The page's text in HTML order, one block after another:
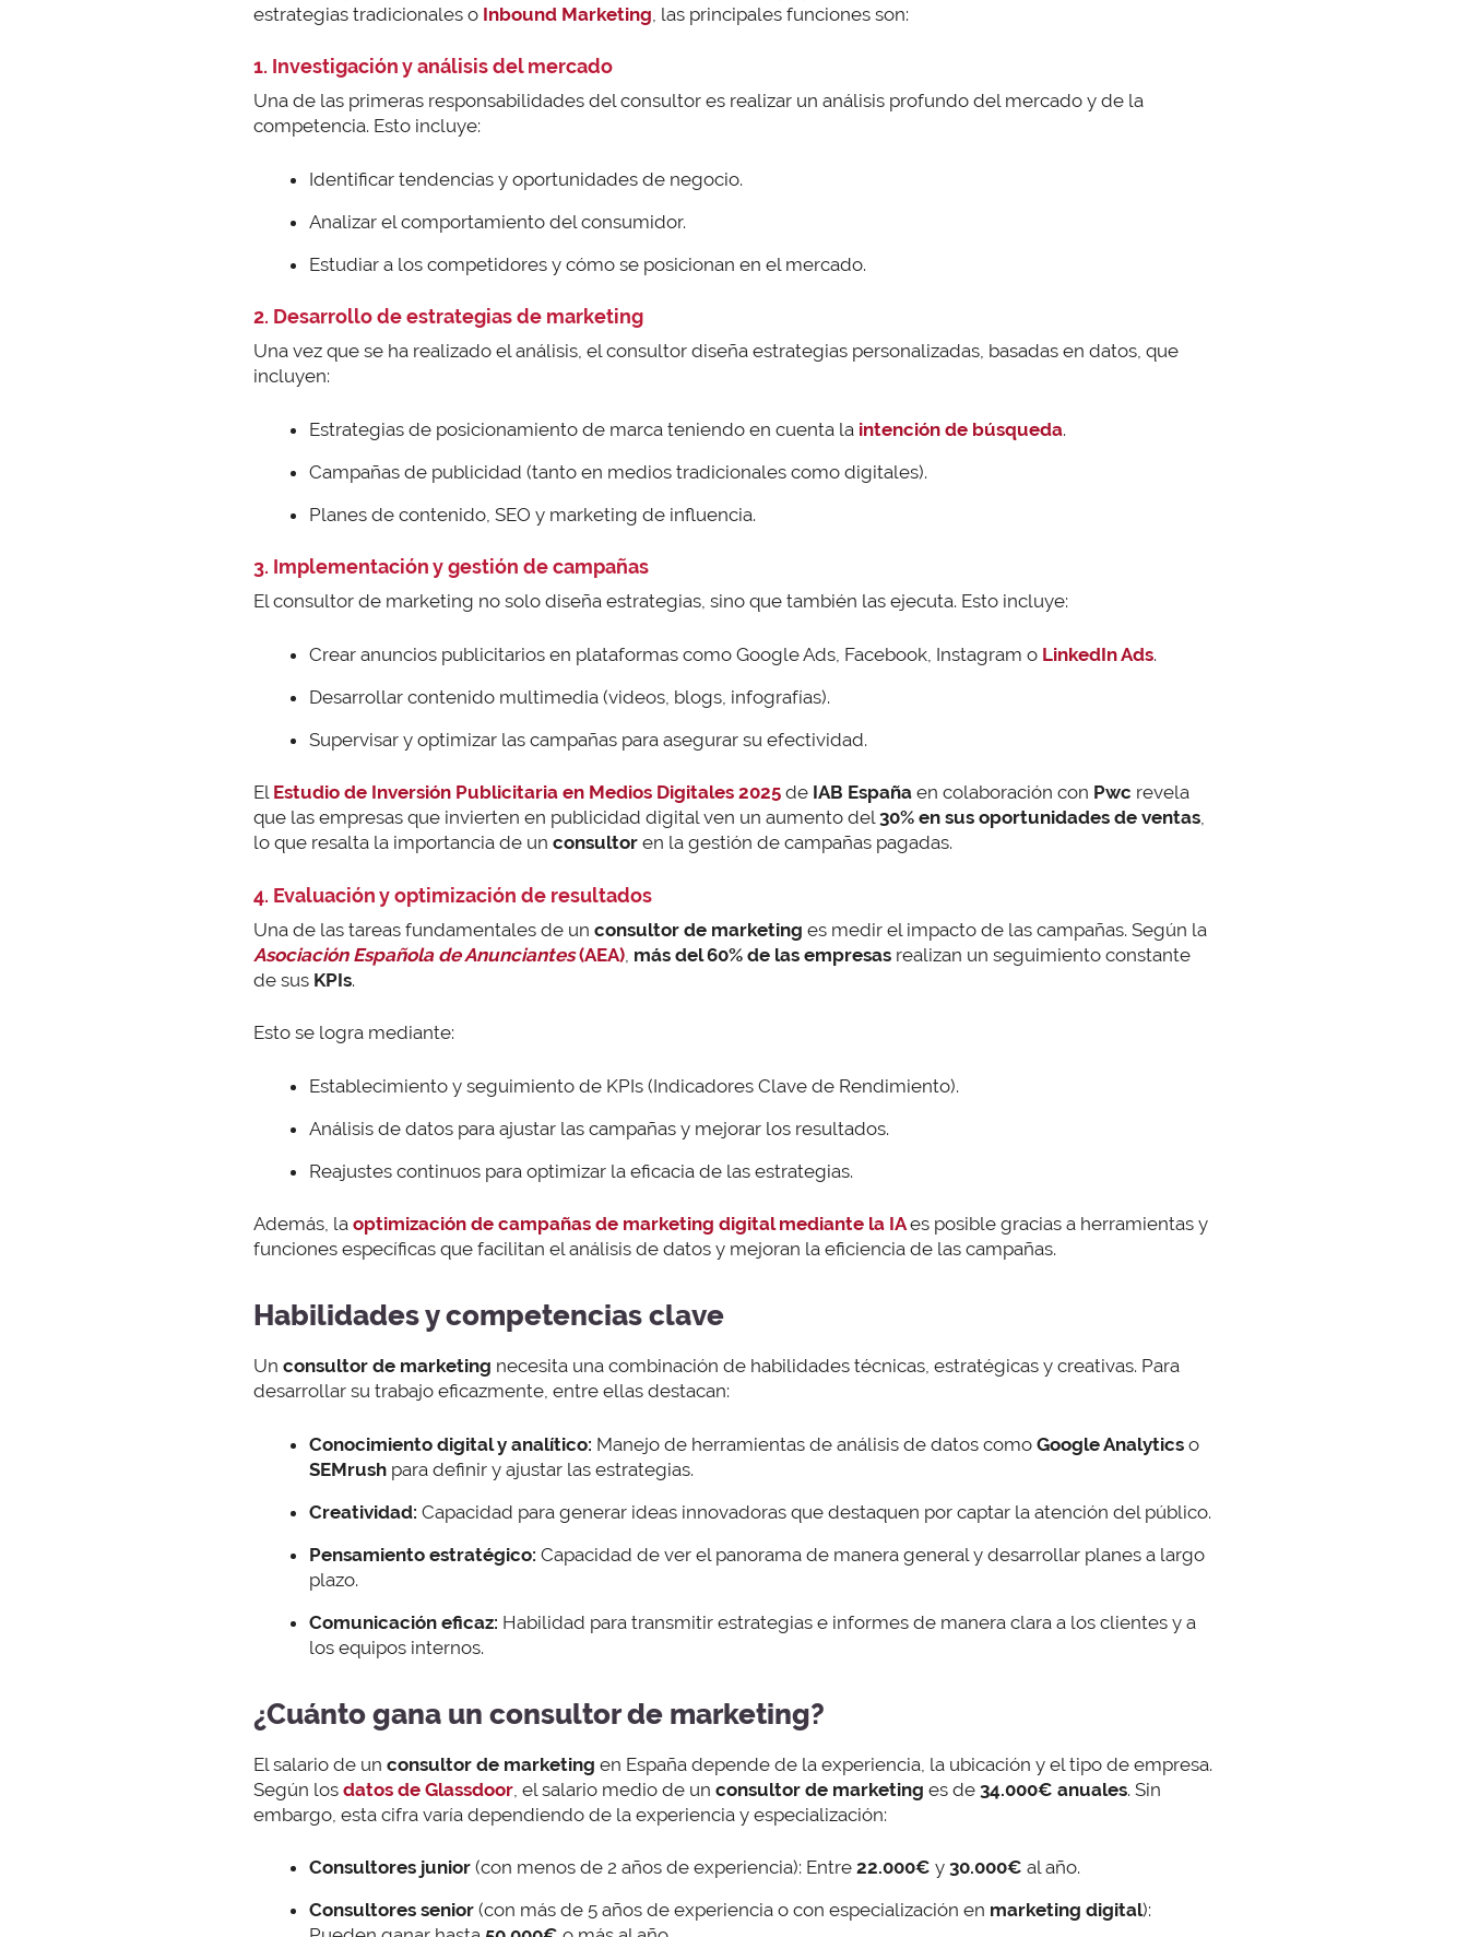
estrategias tradicionales o Inbound Marketing , las principales funciones son:
1. Investigación y análisis del mercado
Una de las primeras responsabilidades del consultor es realizar un análisis profundo del mercado y de la
competencia. Esto incluye:
Identificar tendencias y oportunidades de negocio.
Analizar el comportamiento del consumidor.
Estudiar a los competidores y cómo se posicionan en el mercado.
2. Desarrollo de estrategias de marketing
Una vez que se ha realizado el análisis, el consultor diseña estrategias personalizadas, basadas en datos, que
incluyen:
Estrategias de posicionamiento de marca teniendo en cuenta la intención de búsqueda.
Campañas de publicidad (tanto en medios tradicionales como digitales).
Planes de contenido, SEO y marketing de influencia.
3. Implementación y gestión de campañas
El consultor de marketing no solo diseña estrategias, sino que también las ejecuta. Esto incluye:
Crear anuncios publicitarios en plataformas como Google Ads, Facebook, Instagram o LinkedIn Ads.
Desarrollar contenido multimedia (videos, blogs, infografías).
Supervisar y optimizar las campañas para asegurar su efectividad.
El Estudio de Inversión Publicitaria en Medios Digitales 2025 de IAB España en colaboración con Pwc revela
que las empresas que invierten en publicidad digital ven un aumento del30% en sus oportunidades de ventas,
lo que resalta la importancia de un consultor en la gestión de campañas pagadas.
4. Evaluación y optimización de resultados
Una de las tareas fundamentales de un consultor de marketing es medir el impacto de las campañas. Según la
Asociación Española de Anunciantes(AEA) más del 60% de las empresas realizan un seguimiento constante
de sus KPIs.
Esto se logra mediante:
Establecimiento y seguimiento de KPIs (Indicadores Clave de Rendimiento).
Análisis de datos para ajustar las campañas y mejorar los resultados.
Reajustes continuos para optimizar la eficacia de las estrategias.
Además, la optimización de campañas de marketing digital mediante la IA es posible gracias a herramientas y
funciones específicas que facilitan el análisis de datos y mejoran la eficiencia de las campañas.
Habilidades y competencias clave
Un consultor de marketing necesita una combinación de habilidades técnicas, estratégicas y creativas. Para
desarrollar su trabajo eficazmente, entre ellas destacan:
Conocimiento digital y analítico: Manejo de herramientas de análisis de datos como Google Analytics o
SEMrush para definir y ajustar las estrategias.
Creatividad: Capacidad para generar ideas innovadoras que destaquen por captar la atención del público.
Pensamiento estratégico: Capacidad de ver el panorama de manera general y desarrollar planes a largo
plazo.
Comunicación eficaz: Habilidad para transmitir estrategias e informes de manera clara a los clientes y a
los equipos internos.
¿Cuánto gana un consultor de marketing?
El salario de un consultor de marketing en España depende de la experiencia, la ubicación y el tipo de empresa.
Según los datos de Glassdoor , el salario medio de un consultor de marketing es de 34.000€ anuales. Sin
embargo, esta cifra varía dependiendo de la experiencia y especialización:
Consultores junior (con menos de 2 años de experiencia): Entre 22.000€ y 30.000€ al año.
Consultores senior (con más de 5 años de experiencia o con especialización en marketing digital):